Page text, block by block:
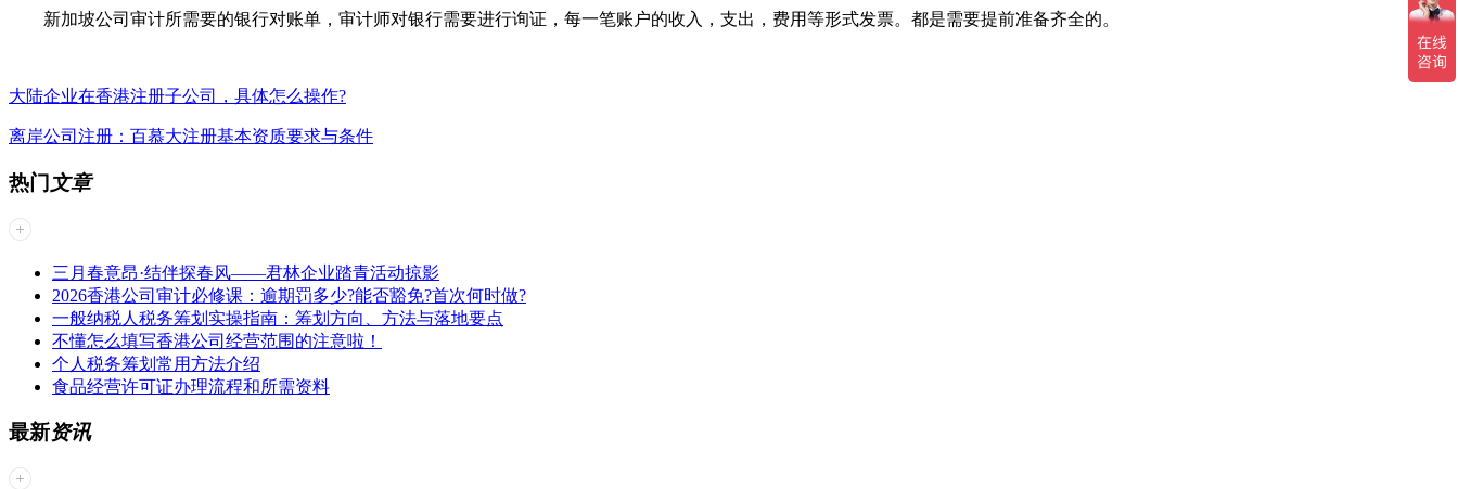
新加坡公司审计所需要的银行对账单，审计师对银行需要进行询证，每一笔账户的收入，支出，费用等形式发票。都是需要提前准备齐全的。
大陆企业在香港注册子公司，具体怎么操作?
离岸公司注册：百慕大注册基本资质要求与条件
热门 文章
三月春意昂·结伴探春风——君林企业踏青活动掠影
2026香港公司审计必修课：逾期罚多少?能否豁免?首次何时做?
一般纳税人税务筹划实操指南：筹划方向、方法与落地要点
不懂怎么填写香港公司经营范围的注意啦！
个人税务筹划常用方法介绍
食品经营许可证办理流程和所需资料
最新资讯